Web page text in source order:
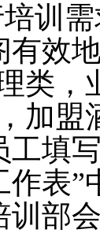
需
有效
类，
加盟
工填
作表”
训部